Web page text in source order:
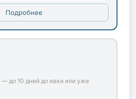
Подробнее
до 10 дней до явки или уже